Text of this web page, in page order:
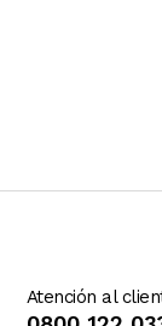
Atención al